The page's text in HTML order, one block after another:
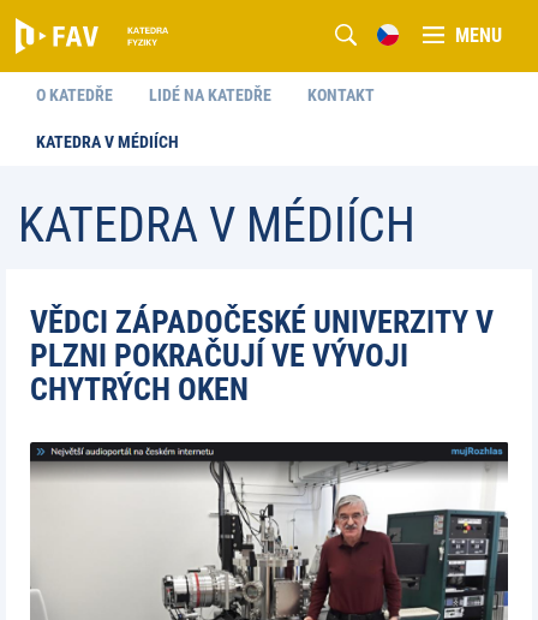
MENU
O KATEDŘE LIDÉ NA KATEDŘE KONTAKT
KATEDRA V MÉDIÍCH
KATEDRA V MÉDIÍCH
VĚDCI ZÁPADOČESKÉ UNIVERZITY V
PLZNI POKRAČUJÍ VE VÝVOJI
CHYTRÝCH OKEN